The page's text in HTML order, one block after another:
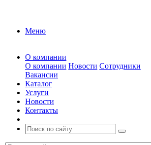
Меню
О компании
О компании Новости Сотрудники
Вакансии
Каталог
Услуги
Новости
Контакты